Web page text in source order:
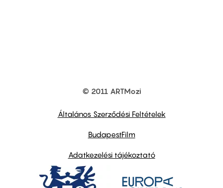
© 2011 ARTMozi
Általános Szerződési Feltételek
BudapestFilm
Adatkezelési tájékoztató